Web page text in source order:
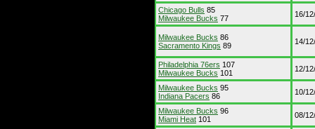
Chicago Bulls 85
Milwaukee Bucks 77 16/
Milwaukee Bucks 86
Sacramento Kings 89 14/
Philadelphia 76ers 107
Milwaukee Bucks 101 12/
Milwaukee Bucks 95
Indiana Pacers 86 10/
Milwaukee Bucks 96
Miami Heat 101 08/